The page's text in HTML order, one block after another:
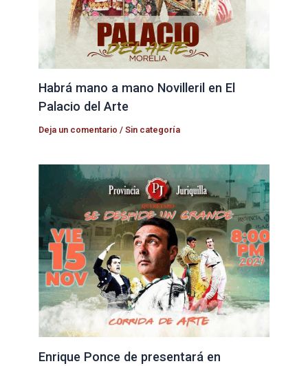
Habrá mano a mano Novilleril en El
Palacio del Arte
Deja un comentario /Sin categoría
Enrique Ponce de presentará en